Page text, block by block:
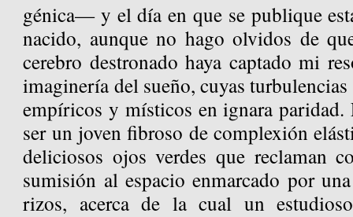
génica— y el día en que se publique
nacido, aunque no hago olvidos de
cerebro destronado haya captado mi
imaginería del sueño, cuyas
empíricos y místicos en ignara paridad.
ser un joven fibroso de complexión
deliciosos ojos verdes que reclaman
sumisión al espacio enmarcado por
rizos, acerca de la cual un